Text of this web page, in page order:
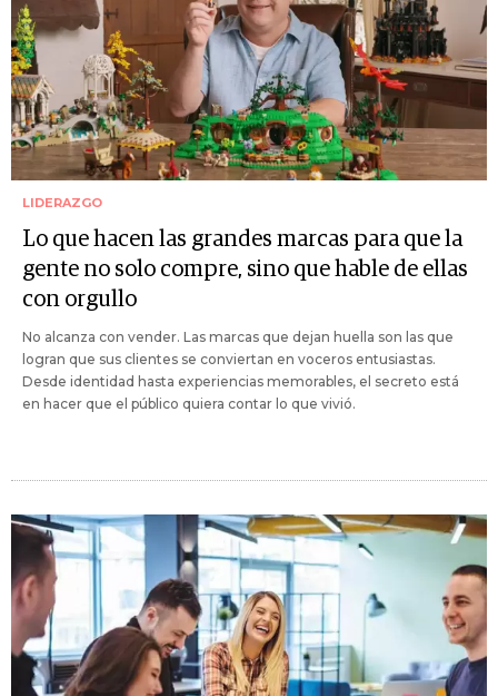
LIDERAZGO
Lo que hacen las grandes marcas para que la
gente no solo compre, sino que hable de ellas
con orgullo
No alcanza con vender. Las marcas que dejan huella son las que
logran que sus clientes se conviertan en voceros entusiastas.
Desde identidad hasta experiencias memorables, el secreto está
en hacer que el público quiera contar lo que vivió.